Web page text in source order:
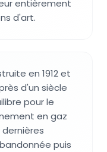
entièrement
d'art.
en 1912 et
d'un siècle
pour le
en gaz
dernières
puis